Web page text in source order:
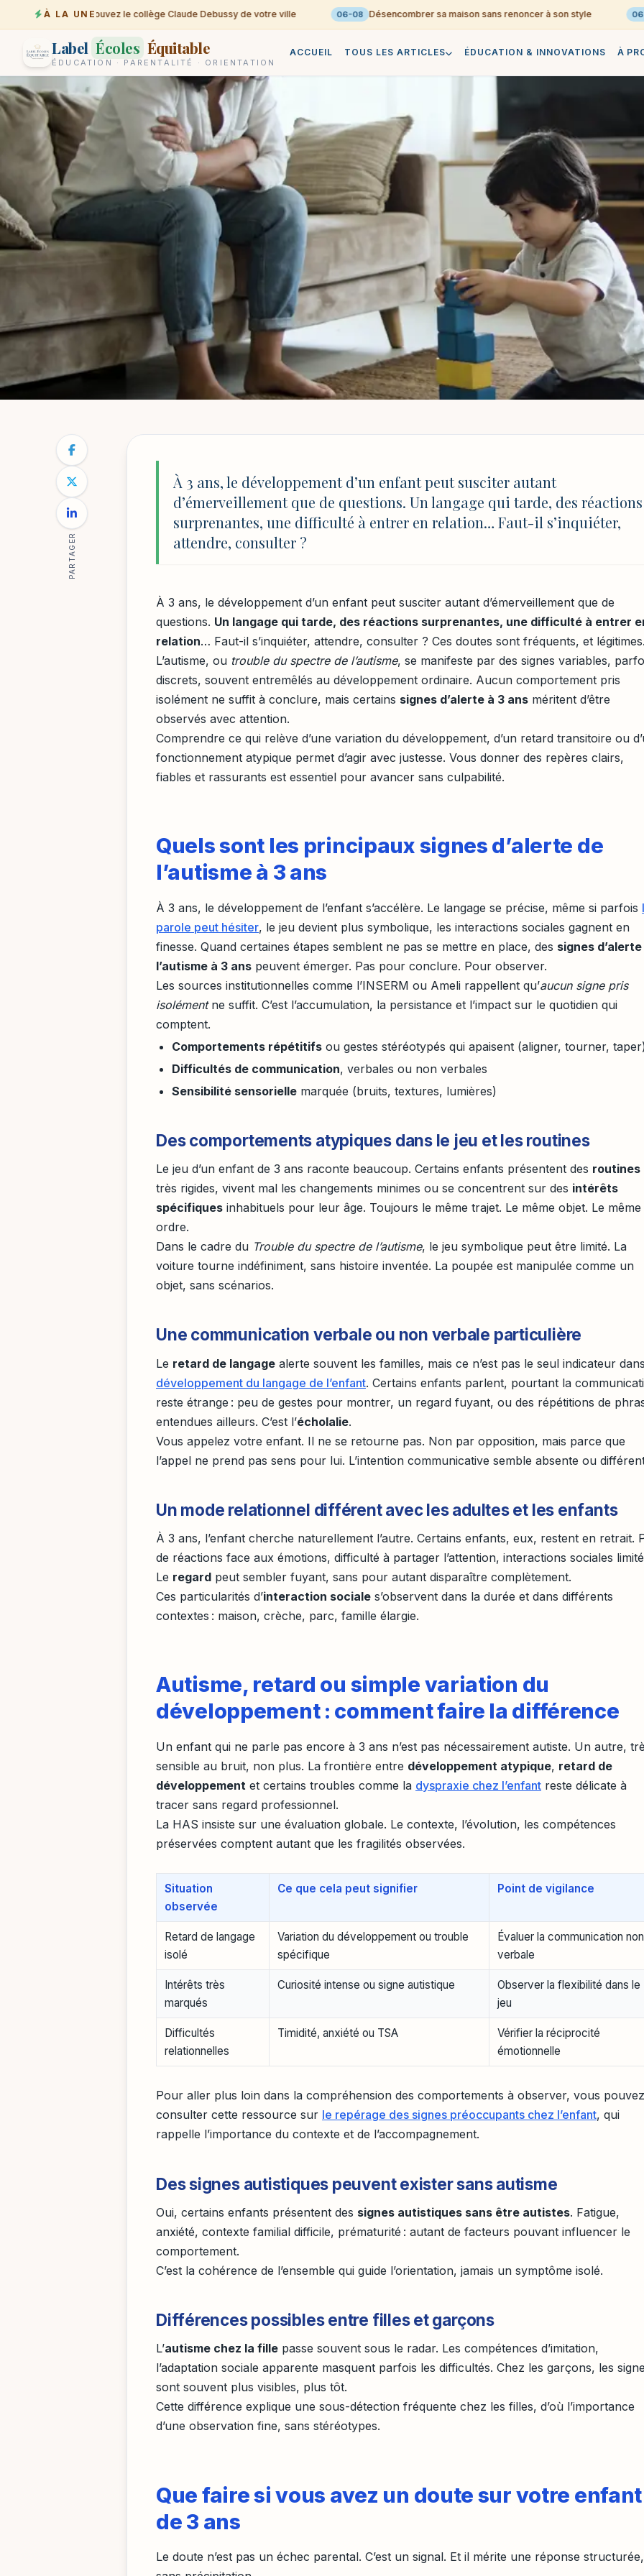
À LA UNE
07-08 Trouvez le collège Claude Debussy de votre ville 06-08 Désencombrer sa maison sans renoncer à son style 06-08
Label Écoles Équitable
ÉDUCATION · PARENTALITÉ · ORIENTATION
ACCUEIL TOUS LES ARTICLES ÉDUCATION & INNOVATIONS À
NOTRE BLOG
Autisme : signes d’alerte chez l’enfant
ans
Sophie Lambert
PARTAGER
À 3 ans, le développement d’un enfant peut susciter autant
d’émerveillement que de questions. Un langage qui tarde, des réactions
surprenantes, une difficulté à entrer en relation… Faut-il s’inquiéter,
attendre, consulter ?
À 3 ans, le développement d’un enfant peut susciter autant d’émerveillement que de
questions. Un langage qui tarde, des réactions surprenantes, une difficulté à entrer
relation… Faut-il s’inquiéter, attendre, consulter ? Ces doutes sont fréquents, et
L’autisme, ou trouble du spectre de l’autisme, se manifeste par des signes variables,
discrets, souvent entremêlés au développement ordinaire. Aucun comportement pris
isolément ne suffit à conclure, mais certains signes d’alerte à 3 ans méritent d’être
observés avec attention.
Comprendre ce qui relève d’une variation du développement, d’un retard transitoire ou
fonctionnement atypique permet d’agir avec justesse. Vous donner des repères clairs,
fiables et rassurants est essentiel pour avancer sans culpabilité.
Quels sont les principaux signes d’alerte de
l’autisme à 3 ans
À 3 ans, le développement de l’enfant s’accélère. Le langage se précise, même si parfois
parole peut hésiter, le jeu devient plus symbolique, les interactions sociales gagnent en
finesse. Quand certaines étapes semblent ne pas se mettre en place, des signes
l’autisme à 3 ans peuvent émerger. Pas pour conclure. Pour observer.
Les sources institutionnelles comme l’INSERM ou Ameli rappellent qu’aucun signe pris
isolémentne suffit. C’est l’accumulation, la persistance et l’impact sur le quotidien qui
comptent.
Comportements répétitifs ou gestes stéréotypés qui apaisent (aligner, tourner,
Difficultés de communication, verbales ou non verbales
Sensibilité sensorielle marquée (bruits, textures, lumières)
Des comportements atypiques dans le jeu et les routines
Le jeu d’un enfant de 3 ans raconte beaucoup. Certains enfants présentent des routines
très rigides, vivent mal les changements minimes ou se concentrent sur des intérêts
spécifiques inhabituels pour leur âge. Toujours le même trajet. Le même objet. Le même
ordre.
Dans le cadre du Trouble du spectre de l’autisme, le jeu symbolique peut être limité. La
voiture tourne indéfiniment, sans histoire inventée. La poupée est manipulée comme un
objet, sans scénarios.
Une communication verbale ou non verbale particulière
Le retard de langage alerte souvent les familles, mais ce n’est pas le seul indicateur
développement du langage de l’enfant. Certains enfants parlent, pourtant la
reste étrange : peu de gestes pour montrer, un regard fuyant, ou des répétitions de
entendues ailleurs. C’est l’écholalie.
Vous appelez votre enfant. Il ne se retourne pas. Non par opposition, mais parce que
l’appel ne prend pas sens pour lui. L’intention communicative semble absente ou
Un mode relationnel différent avec les adultes et les enfants
À 3 ans, l’enfant cherche naturellement l’autre. Certains enfants, eux, restent en retrait.
de réactions face aux émotions, difficulté à partager l’attention, interactions sociales
Le regard peut sembler fuyant, sans pour autant disparaître complètement.
Ces particularités d’interaction sociale s’observent dans la durée et dans différents
contextes : maison, crèche, parc, famille élargie.
Autisme, retard ou simple variation du
développement : comment faire la différence
Un enfant qui ne parle pas encore à 3 ans n’est pas nécessairement autiste. Un autre,
sensible au bruit, non plus. La frontière entre développement atypique, retard de
développement et certains troubles comme la dyspraxie chez l’enfant reste délicate à
tracer sans regard professionnel.
La HAS insiste sur une évaluation globale. Le contexte, l’évolution, les compétences
préservées comptent autant que les fragilités observées.
Situation
observée
Ce que cela peut signifier Point de vigilance
Retard de langage
isolé
Variation du développement ou trouble
spécifique
Évaluer la communication non
verbale
Intérêts très
marqués
Curiosité intense ou signe autistique
Observer la flexibilité dans le
jeu
Difficultés
relationnelles
Timidité, anxiété ou TSA
Vérifier la réciprocité
émotionnelle
Pour aller plus loin dans la compréhension des comportements à observer, vous pouvez
consulter cette ressource sur le repérage des signes préoccupants chez l’enfant, qui
rappelle l’importance du contexte et de l’accompagnement.
Des signes autistiques peuvent exister sans autisme
Oui, certains enfants présentent des signes autistiques sans être autistes. Fatigue,
anxiété, contexte familial difficile, prématurité : autant de facteurs pouvant influencer le
comportement.
C’est la cohérence de l’ensemble qui guide l’orientation, jamais un symptôme isolé.
Différences possibles entre filles et garçons
L’autisme chez la fille passe souvent sous le radar. Les compétences d’imitation,
l’adaptation sociale apparente masquent parfois les difficultés. Chez les garçons, les
sont souvent plus visibles, plus tôt.
Cette différence explique une sous-détection fréquente chez les filles, d’où l’importance
d’une observation fine, sans stéréotypes.
Que faire si vous avez un doute sur votre enfant
de 3 ans
Le doute n’est pas un échec parental. C’est un signal. Et il mérite une réponse structurée,